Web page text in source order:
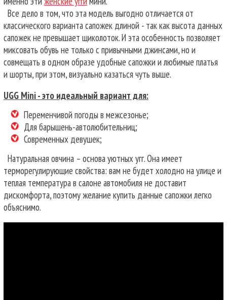
Все дело в том, что эта модель выгодно отличается от
классического варианта сапожек длиной - так как высота данных
сапожек не превышает щиколоток. И эта особенность позволяет
миксовать обувь не только с привычными джинсами, но и
совмещать в одном образе удобные сапожки и любимые платья
и шорты, при этом, визуально казаться чуть выше.
UGG Mini - это идеальный вариант для:
Переменчивой погоды в межсезонье;
Для барышень-автолюбительниц;
Современных девушек;
Натуральная овчина – основа уютных угг. Она имеет
терморегулирующие свойства: вам не будет холодно на улице и
теплая температура в салоне автомобиля не доставит
дискомфорта, поэтому желание купить данные сапожки легко
объяснимо.